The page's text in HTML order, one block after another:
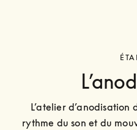
L’atelier d’anodisation
rythme du son et du